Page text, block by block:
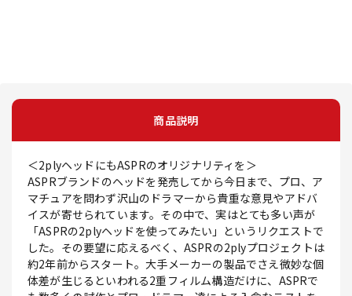
商品説明
＜2plyヘッドにもASPRのオリジナリティを＞
ASPRブランドのヘッドを発売してから今日まで、プロ、ア
マチュアを問わず沢山のドラマーから貴重な意見やアドバ
イスが寄せられています。その中で、実はとても多い声が
「ASPRの2plyヘッドを使ってみたい」というリクエストで
した。その要望に応えるべく、ASPRの2plyプロジェクトは
約2年前からスタート。大手メーカーの製品でさえ微妙な個
体差が生じるといわれる2重フィルム構造だけに、ASPRで